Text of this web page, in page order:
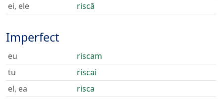
ei, ele
riscă
Imperfect
eu
riscam
tu
riscai
el, ea
risca